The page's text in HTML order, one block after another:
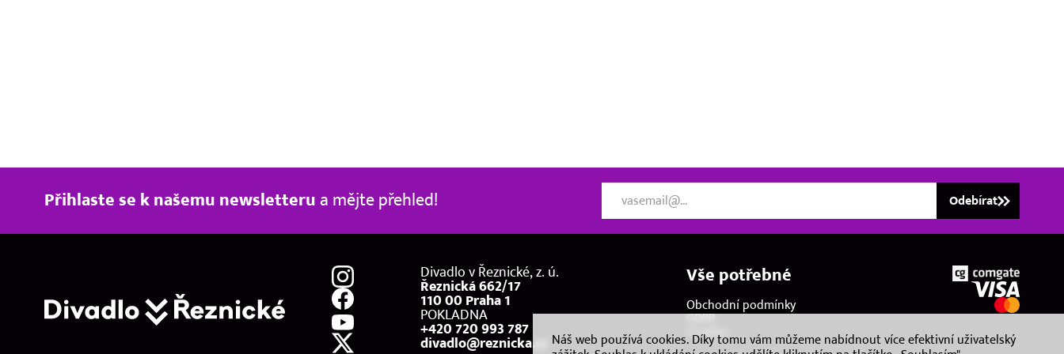
Přihlaste se k našemu newsletterua mějte přehled! Odebírat
Divadlo v Řeznické, z. ú.
Řeznická 662/17
110 00 Praha 1
POKLADNA
+420 720 993 787
divadlo@reznicka.cz
Vše potřebné
Obchodní podmínky
GDPR
Cookies
Náš web používá cookies. Díky tomu vám můžeme nabídnout více efektivní uživatelský